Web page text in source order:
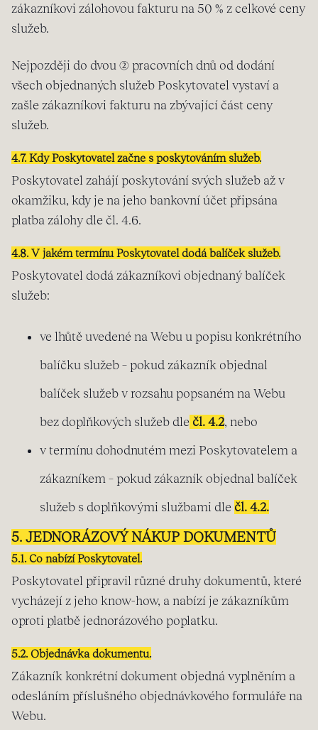
zákazníkovi zálohovou fakturu na 50 % z celkové ceny
služeb.
Nejpozději do dvou (2) pracovních dnů od dodání
všech objednaných služeb Poskytovatel vystaví a
zašle zákazníkovi fakturu na zbývající část ceny
služeb.
4.7. Kdy Poskytovatel začne s poskytováním služeb.
Poskytovatel zahájí poskytování svých služeb až v
okamžiku, kdy je na jeho bankovní účet připsána
platba zálohy dle čl. 4.6.
4.8. V jakém termínu Poskytovatel dodá balíček služeb.
Poskytovatel dodá zákazníkovi objednaný balíček
služeb:
ve lhůtě uvedené na Webu u popisu konkrétního
balíčku služeb – pokud zákazník objednal
balíček služeb v rozsahu popsaném na Webu
bez doplňkových služeb dle čl. 4.2, nebo
v termínu dohodnutém mezi Poskytovatelem a
zákazníkem – pokud zákazník objednal balíček
služeb s doplňkovými službami dle čl. 4.2.
5. JEDNORÁZOVÝ NÁKUP DOKUMENTŮ
5.1. Co nabízí Poskytovatel.
Poskytovatel připravil různé druhy dokumentů, které
vycházejí z jeho know-how, a nabízí je zákazníkům
oproti platbě jednorázového poplatku.
5.2. Objednávka dokumentu.
Zákazník konkrétní dokument objedná vyplněním a
odesláním příslušného objednávkového formuláře na
Webu.